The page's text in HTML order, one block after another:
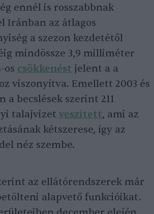
ennél is rosszabbnak
Iránban az átlagos
a szezon kezdetétől
mindössze 3,9 milliméter
os csökkenést jelent a a
viszonyítva. Emellett 2003 és
a becslések szerint 211
talajvizet veszített, ami az
kétszerese, így az
néz szembe.
az ellátórendszerek már
alapvető funkcióikat.